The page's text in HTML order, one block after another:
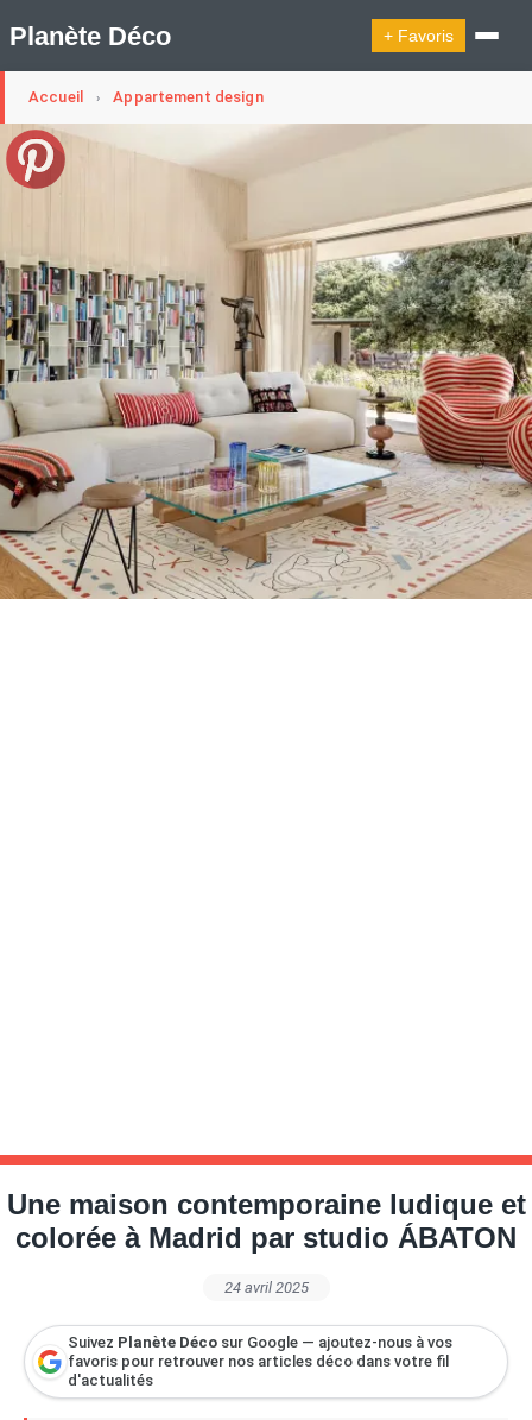
Planète Déco + Favoris
🛍︎ Shop Planète Déco
Cabanes
Decoration Noël
Design Suédois En Quelques Photos
Idées Déco En 10 Photos
La Semaine Décoration Et Design
Maison En Ville
Méli-Mélo Suédois
Publi Reportage
Tendance
Interieurs Scandinaves
La Décoration Selon Votre Signe Astrologique
Les Trouvailles Déco Du Jour
Loft
Maison Appartement Écologique
Maison Container/container House
Maison D'hôtes
Maison Et Appartement Vintage
On Décode La Déco
Petite Surface
Piscine Question De Style
Renovation
Revue De Week End
Tiny House
Accueil › Appartement design
Une maison contemporaine ludique et
colorée à Madrid par studio ÁBATON
24 avril 2025
Suivez Planète Déco sur Google — ajoutez-nous à vos
favoris pour retrouver nos articles déco dans votre fil
d'actualités